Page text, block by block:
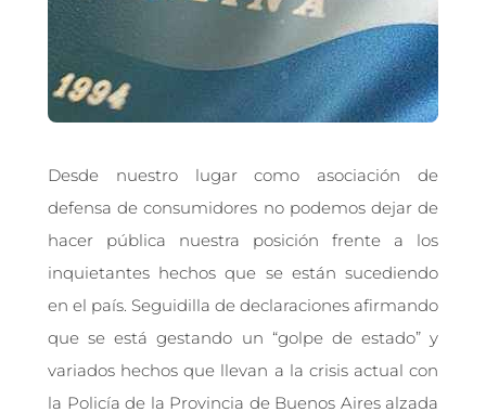
Desde nuestro lugar como asociación de
defensa de consumidores no podemos dejar de
hacer pública nuestra posición frente a los
inquietantes hechos que se están sucediendo
en el país. Seguidilla de declaraciones afirmando
que se está gestando un “golpe de estado” y
variados hechos que llevan a la crisis actual con
la Policía de la Provincia de Buenos Aires alzada